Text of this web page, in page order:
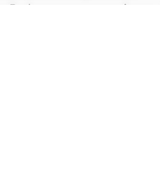
P. chrysogenum
, mais